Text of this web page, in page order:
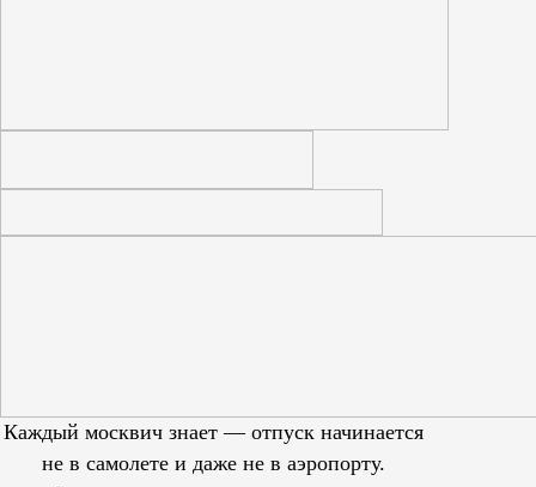
Каждый москвич знает — отпуск начинается
не в самолете и даже не в аэропорту.